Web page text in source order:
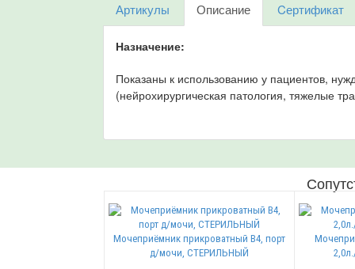
Артикулы Описание Cертификат
Назначение:
Показаны к использованию у пациентов,
(нейрохирургическая патология, тяжелые
Мочеприёмник прикроватный В4, порт
д/мочи, СТЕРИЛЬНЫЙ